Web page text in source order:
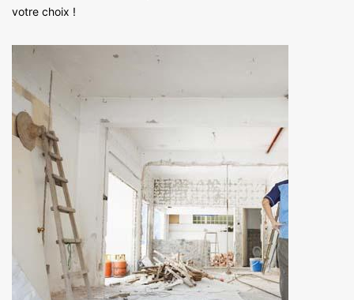
votre choix !